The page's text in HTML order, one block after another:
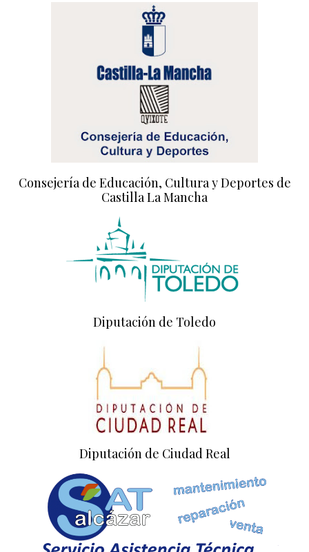
Consejería de Educación, Cultura y Deportes de
Castilla La Mancha
Diputación de Toledo
Diputación de Ciudad Real